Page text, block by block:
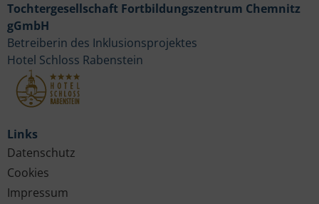
Links
Datenschutz
Cookies
Impressum
Tochtergesellschaft Fortbildungszentrum Chemnitz
gGmbH
Betreiberin des Inklusionsprojektes
Hotel Schloss Rabenstein